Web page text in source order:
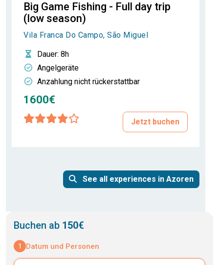
Big Game Fishing - Full day trip
(low season)
Vila Franca Do Campo, São Miguel
Dauer: 8h
Angelgeräte
Anzahlung nicht rückerstattbar
1600€
Jetzt buchen
See all experiences in Azoren
Buchen ab 150€
1 Datum und Personen